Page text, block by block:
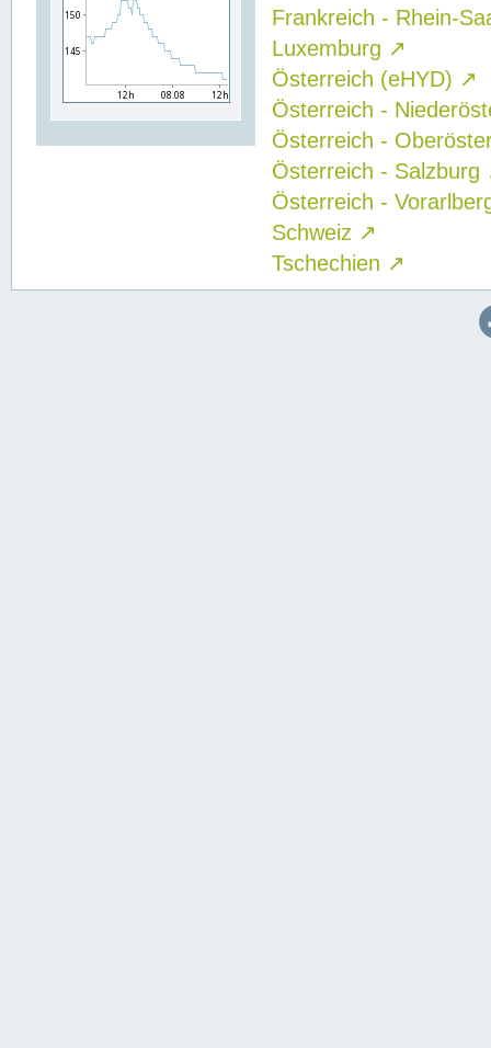
Frankreich - Rhein-
Luxemburg ↗
Österreich (eHYD) ↗
Österreich -
Österreich -
Österreich - Salzburg
Österreich -
Schweiz ↗
Tschechien ↗